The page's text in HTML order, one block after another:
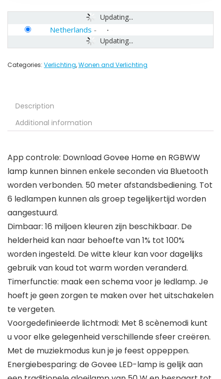
Updating...
Updating...
Netherlands -
Categories: Verlichting,Wonen and Verlichting
Description
Additional information
App controle: Download Govee Home en RGBWW
lamp kunnen binnen enkele seconden via Bluetooth
worden verbonden. 50 meter afstandsbediening. Tot
6 ledlampen kunnen als groep tegelijkertijd worden
aangestuurd.
Dimbaar: 16 miljoen kleuren zijn beschikbaar. De
helderheid kan naar behoefte van 1% tot 100%
worden ingesteld. De witte kleur kan voor dagelijks
gebruik van koud tot warm worden veranderd.
Timerfunctie: maak een schema voor je ledlamp. Je
hoeft je geen zorgen te maken over het uitschakelen
te vergeten.
Voorgedefinieerde lichtmodi: Met 8 scènemodi kunt
u voor elke gelegenheid verschillende sfeer creëren.
Met de muziekmodus kun je je feest oppeppen.
Energiebesparing: de Govee LED-lamp is gelijk aan